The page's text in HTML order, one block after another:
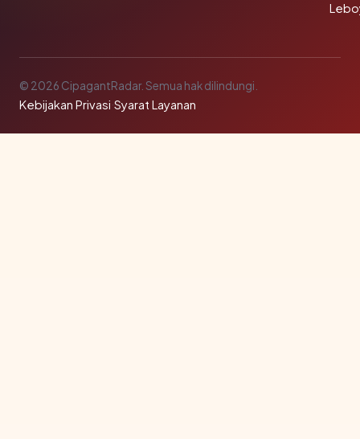
© 2026 CipagantRadar. Semua hak dilindungi.
Kebijakan Privasi·Syarat Layanan